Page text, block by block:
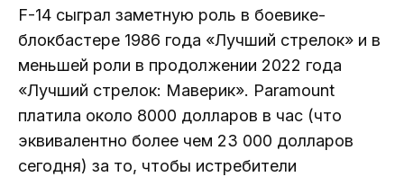
F-14 сыграл заметную роль в боевике-
блокбастере 1986 года «Лучший стрелок» и в
меньшей роли в продолжении 2022 года
«Лучший стрелок: Маверик». Paramount
платила около 8000 долларов в час (что
эквивалентно более чем 23 000 долларов
сегодня) за то, чтобы истребители